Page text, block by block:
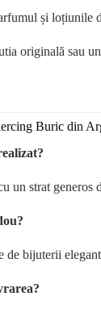
și loțiunile
originală sau un
Buric din
un strat generos
bijuterii